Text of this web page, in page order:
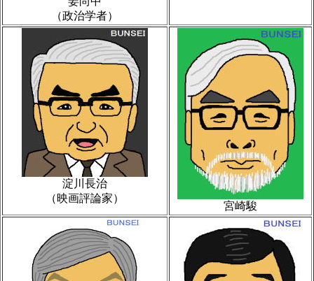
（政治学者）
淀川長治
（映画評論家）
宮崎駿